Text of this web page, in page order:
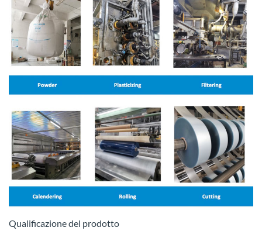
Qualificazione del prodotto